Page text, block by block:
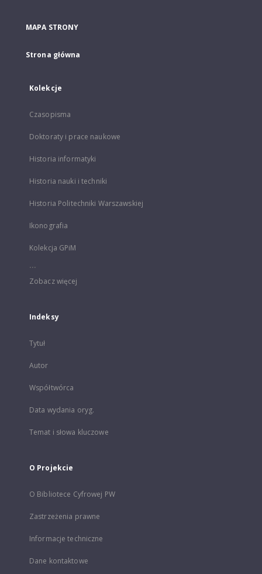
MAPA STRONY
Strona główna
Kolekcje
Czasopisma
Doktoraty i prace naukowe
Historia informatyki
Historia nauki i techniki
Historia Politechniki Warszawskiej
Ikonografia
Kolekcja GPiM
...
Zobacz więcej
Indeksy
Tytuł
Autor
Współtwórca
Data wydania oryg.
Temat i słowa kluczowe
O Projekcie
O Bibliotece Cyfrowej PW
Zastrzeżenia prawne
Informacje techniczne
Dane kontaktowe